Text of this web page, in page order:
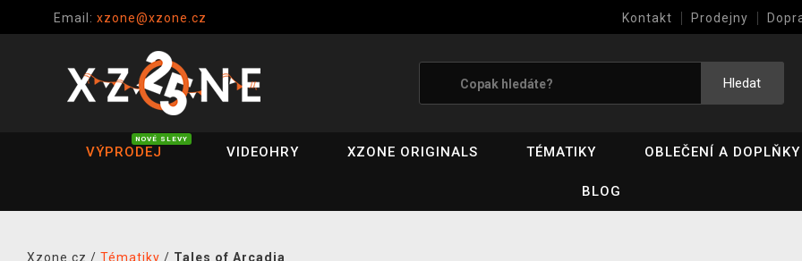
Email: xzone@xzone.cz Kontakt Prodejny
Hledat
VÝPRODEJ
NOVÉ SLEVY
VIDEOHRY XZONE ORIGINALS TÉMATIKY OBLEČENÍ A DOPLŇKY
BLOG
Xzone.cz / Tématiky / Tales of Arcadia